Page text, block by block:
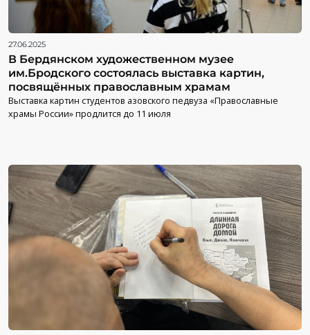
27.06.2025
В Бердянском художественном музее
им.Бродского состоялась выставка картин,
посвящённых православным храмам
Выставка картин студентов азовского педвуза «Православные
храмы России» продлится до 11 июля